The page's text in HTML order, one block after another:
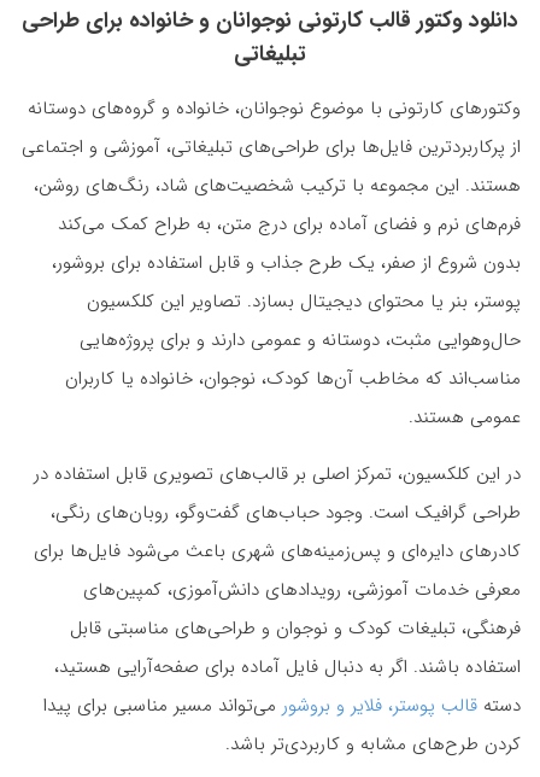
دانلود وکتور قالب کارتونی نوجوانان و خانواده برای طراحی
تبلیغاتی
وکتورهای کارتونی با موضوع نوجوانان، خانواده و گروه‌های دوستانه
از پرکاربردترین فایل‌ها برای طراحی‌های تبلیغاتی، آموزشی و اجتماعی
هستند. این مجموعه با ترکیب شخصیت‌های شاد، رنگ‌های روشن،
فرم‌های نرم و فضای آماده برای درج متن، به طراح کمک می‌کند
بدون شروع از صفر، یک طرح جذاب و قابل استفاده برای بروشور،
پوستر، بنر یا محتوای دیجیتال بسازد. تصاویر این کلکسیون
حال‌وهوایی مثبت، دوستانه و عمومی دارند و برای پروژه‌هایی
مناسب‌اند که مخاطب آن‌ها کودک، نوجوان، خانواده یا کاربران
عمومی هستند.
در این کلکسیون، تمرکز اصلی بر قالب‌های تصویری قابل استفاده در
طراحی گرافیک است. وجود حباب‌های گفت‌وگو، روبان‌های رنگی،
کادرهای دایره‌ای و پس‌زمینه‌های شهری باعث می‌شود فایل‌ها برای
معرفی خدمات آموزشی، رویدادهای دانش‌آموزی، کمپین‌های
فرهنگی، تبلیغات کودک و نوجوان و طراحی‌های مناسبتی قابل
استفاده باشند. اگر به دنبال فایل آماده برای صفحه‌آرایی هستید،
دسته قالب پوستر، فلایر و بروشور می‌تواند مسیر مناسبی برای پیدا
کردن طرح‌های مشابه و کاربردی‌تر باشد.